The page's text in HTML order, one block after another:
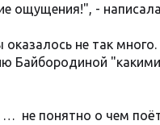
ощущения!", -
оказалось не так
Байбородиной
… не понятно о чем